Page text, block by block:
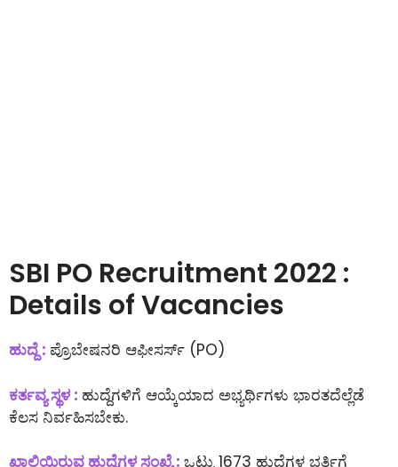
SBI PO Recruitment 2022 :
Details of Vacancies
ಹುದ್ದೆ : ಪ್ರೊಬೇಷನರಿ ಆಫೀಸರ್ಸ್ (PO)
ಕರ್ತವ್ಯ ಸ್ಥಳ : ಹುದ್ದೆಗಳಿಗೆ ಆಯ್ಕೆಯಾದ ಅಭ್ಯರ್ಥಿಗಳು ಭಾರತದೆಲ್ಲೆಡೆ
ಕೆಲಸ ನಿರ್ವಹಿಸಬೇಕು.
ಖಾಲಿಯಿರುವ ಹುದ್ದೆಗಳ ಸಂಖ್ಯೆ : ಒಟ್ಟು 1673 ಹುದ್ದೆಗಳ ಭರ್ತಿಗೆ